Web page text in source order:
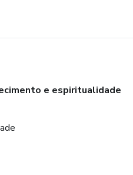
e espiritualidade